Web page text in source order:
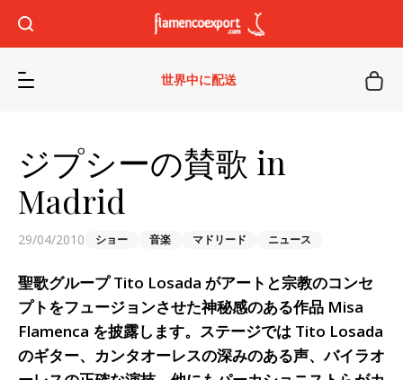
世界中に配送
ジプシーの賛歌 in
Madrid
29/04/2010 ショー 音楽 マドリード ニュース
聖歌グループ Tito Losada がアートと宗教のコンセ
プトをフュージョンさせた神秘感のある作品 Misa
Flamenca を披露します。ステージでは Tito Losada
のギター、カンタオーレスの深みのある声、バイラオ